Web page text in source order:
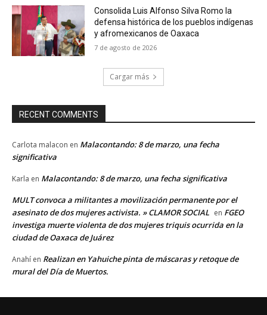
Consolida Luis Alfonso Silva Romo la
defensa histórica de los pueblos indígenas
y afromexicanos de Oaxaca
7 de agosto de 2026
Cargar más
RECENT COMMENTS
Carlota malacon en Malacontando: 8 de marzo, una fecha
significativa
Karla en Malacontando: 8 de marzo, una fecha significativa
MULT convoca a militantes a movilización permanente por el
asesinato de dos mujeres activista. » CLAMOR SOCIAL en FGEO
investiga muerte violenta de dos mujeres triquis ocurrida en la
ciudad de Oaxaca de Juárez
Anahí en Realizan en Yahuiche pinta de máscaras y retoque de
mural del Día de Muertos.